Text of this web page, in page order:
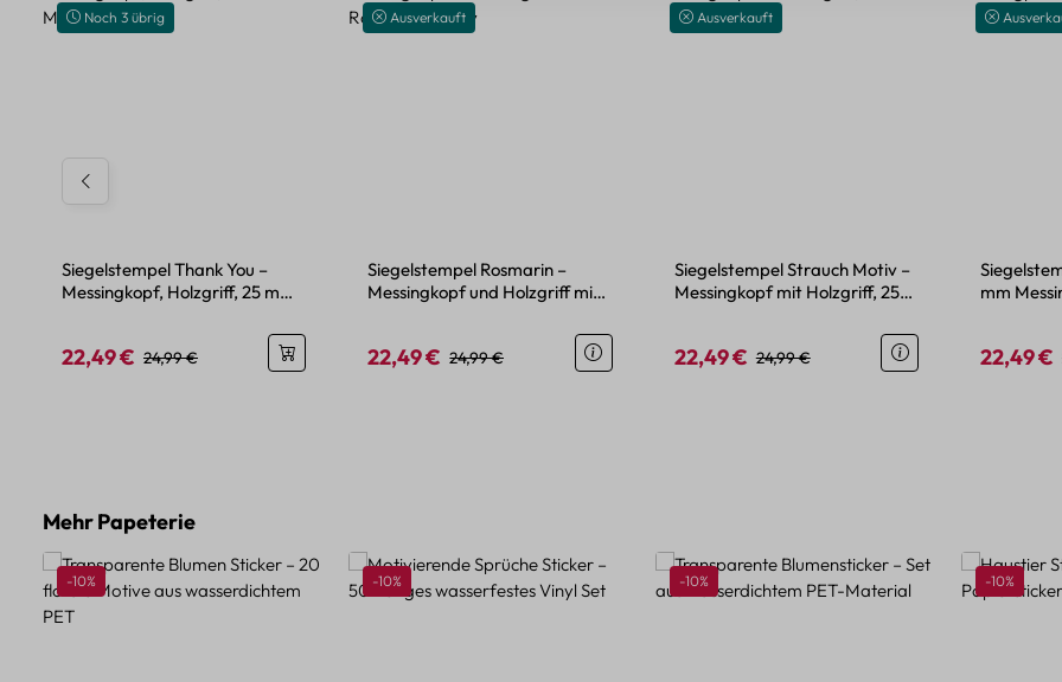
Noch 3 übrig
Siegelstempel Thank You –
Messingkopf, Holzgriff, 25 mm
Verkaufspreis:
22,49 € Regulärer Preis:
24,99 €
Ausverkauft
Siegelstempel Rosmarin –
Messingkopf und Holzgriff mit
Verkaufspreis:
22,49 € Regulärer Preis:
24,99 €
Ausverkauft
Siegelstempel Strauch Motiv –
Messingkopf mit Holzgriff, 25
Verkaufspreis:
22,49 € Regulärer Preis:
24,99 €
mm
22,49 €
Produktgalerie überspringen
Mehr Papeterie
Rabatt
-10% Rabatt
-10% Rabatt
-10% Rabatt
-10%